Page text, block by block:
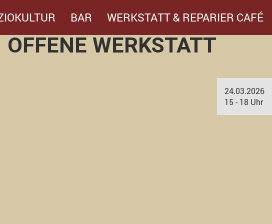
BAR WERKSTATT & REPARIER CAFÉ
OFFENE WERKSTATT
24.03.2026
15 - 18 Uhr